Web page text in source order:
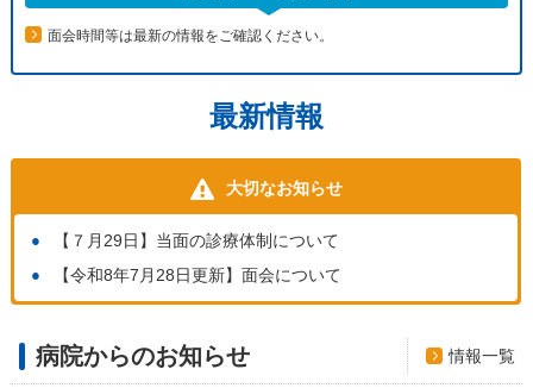
面会時間等は最新の情報をご確認ください。
最新情報
大切なお知らせ
【７月29日】当面の診療体制について
【令和8年7月28日更新】面会について
病院からのお知らせ 情報一覧